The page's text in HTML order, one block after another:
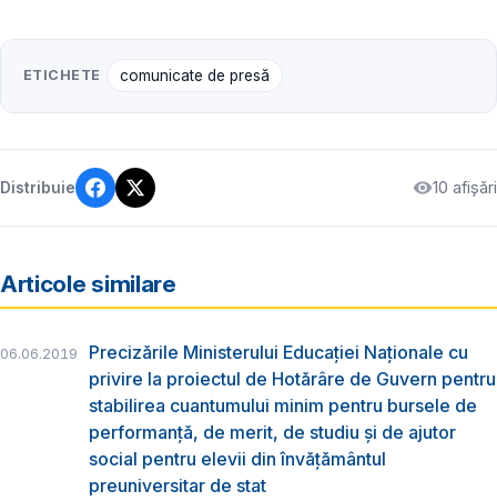
ETICHETE comunicate de presă
Distribuie 10 afișări
Articole similare
06.06.2019
Precizările Ministerului Educației Naționale cu
privire la proiectul de Hotărâre de Guvern pentru
stabilirea cuantumului minim pentru bursele de
performanță, de merit, de studiu și de ajutor
social pentru elevii din învățământul
preuniversitar de stat